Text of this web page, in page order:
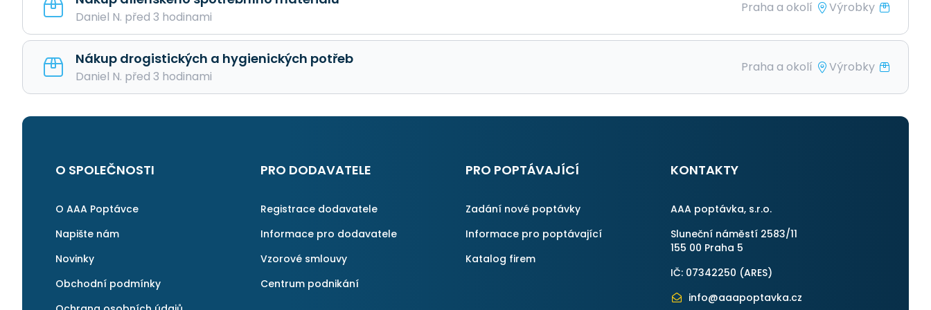
Daniel N. před 3 hodinami
Praha a okolí Výrobky
Nákup drogistických a hygienických potřeb
Daniel N. před 3 hodinami
Praha a okolí Výrobky
O SPOLEČNOSTI
O AAA Poptávce
Napište nám
Novinky
Obchodní podmínky
PRO DODAVATELE
Registrace dodavatele
Informace pro dodavatele
Vzorové smlouvy
Centrum podnikání
PRO POPTÁVAJÍCÍ
Zadání nové poptávky
Informace pro poptávající
Katalog firem
KONTAKTY
AAA poptávka, s.r.o.
Sluneční náměstí 2583/11
155 00 Praha 5
IČ: 07342250 (ARES)
info@aaapoptavka.cz